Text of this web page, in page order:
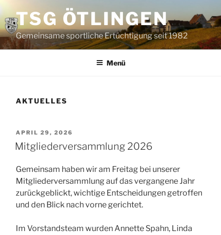
Inhalt
springenTSG ÖTLINGEN
Gemeinsame sportliche Ertüchtigung seit 1982
Menü
AKTUELLES
VERÖFFENTLICHT
AM
APRIL 29, 2026
Mitgliederversammlung 2026
Gemeinsam haben wir am Freitag bei unserer
Mitgliederversammlung auf das vergangene Jahr
zurückgeblickt, wichtige Entscheidungen getroffen
und den Blick nach vorne gerichtet.
Im Vorstandsteam wurden Annette Spahn, Linda